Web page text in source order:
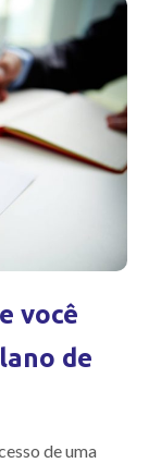
você
de
de uma